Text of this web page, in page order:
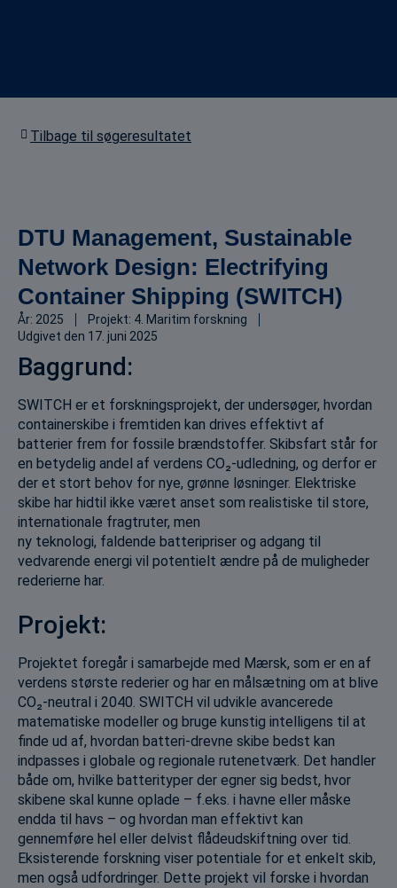
Tilbage til søgeresultatet
DTU Management, Sustainable
Network Design: Electrifying
Container Shipping (SWITCH)
År: 2025 Projekt: 4. Maritim forskning
Udgivet den 17. juni 2025
Baggrund:
SWITCH er et forskningsprojekt, der undersøger, hvordan
containerskibe i fremtiden kan drives effektivt af
batterier frem for fossile brændstoffer. Skibsfart står for
en betydelig andel af verdens CO₂-udledning, og derfor er
der et stort behov for nye, grønne løsninger. Elektriske
skibe har hidtil ikke været anset som realistiske til store,
internationale fragtruter, men
ny teknologi, faldende batteripriser og adgang til
vedvarende energi vil potentielt ændre på de muligheder
rederierne har.
Projekt:
Projektet foregår i samarbejde med Mærsk, som er en af
verdens største rederier og har en målsætning om at blive
CO₂-neutral i 2040. SWITCH vil udvikle avancerede
matematiske modeller og bruge kunstig intelligens til at
finde ud af, hvordan batteri-drevne skibe bedst kan
indpasses i globale og regionale rutenetværk. Det handler
både om, hvilke batterityper der egner sig bedst, hvor
skibene skal kunne oplade – f.eks. i havne eller måske
endda til havs – og hvordan man effektivt kan
gennemføre hel eller delvist flådeudskiftning over tid.
Eksisterende forskning viser potentiale for et enkelt skib,
men også udfordringer. Dette projekt vil forske i hvordan